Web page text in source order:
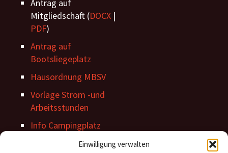
Einwilligung verwalten
Antrag auf
Mitgliedschaft (DOCX |
PDF)
Antrag auf
Bootsliegeplatz
Hausordnung MBSV
Vorlage Strom -und
Arbeitsstunden
Info Campingplatz
Stegordnung